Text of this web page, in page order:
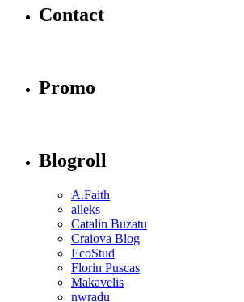
Contact
Promo
Blogroll
A.Faith
alleks
Catalin Buzatu
Craiova Blog
EcoStud
Florin Puscas
Makavelis
nwradu